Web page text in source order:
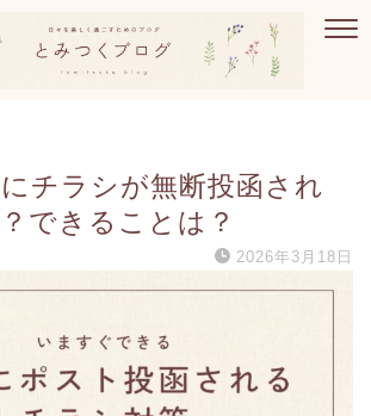
チラシが無断投函され
できることは？
2026年3月18日